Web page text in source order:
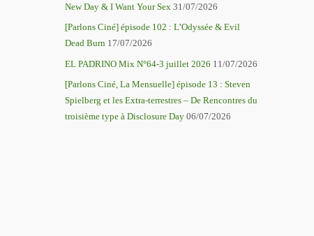
New Day & I Want Your Sex 31/07/2026
[Parlons Ciné] épisode 102 : L’Odyssée & Evil
Dead Burn 17/07/2026
EL PADRINO Mix N°64-3 juillet 2026 11/07/2026
[Parlons Ciné, La Mensuelle] épisode 13 : Steven
Spielberg et les Extra-terrestres – De Rencontres du
troisième type à Disclosure Day 06/07/2026